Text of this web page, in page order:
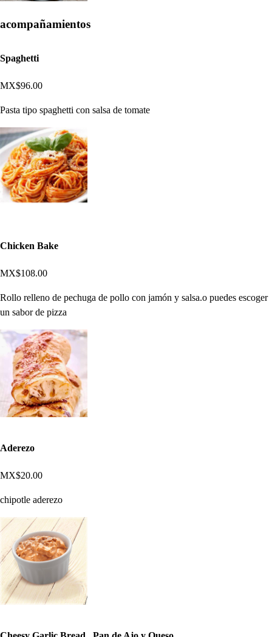
acompañamientos
Spaghetti
MX$96.00
Pasta tipo spaghetti con salsa de tomate
Chicken Bake
MX$108.00
Rollo relleno de pechuga de pollo con jamón y salsa.o puedes escoger
un sabor de pizza
Aderezo
MX$20.00
chipotle aderezo